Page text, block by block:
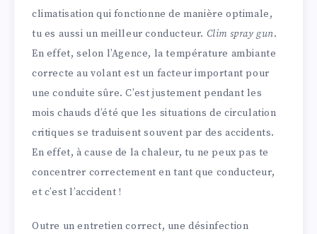
climatisation qui fonctionne de manière optimale,
tu es aussi un meilleur conducteur. Clim spray gun.
En effet, selon l’Agence, la température ambiante
correcte au volant est un facteur important pour
une conduite sûre. C’est justement pendant les
mois chauds d’été que les situations de circulation
critiques se traduisent souvent par des accidents.
En effet, à cause de la chaleur, tu ne peux pas te
concentrer correctement en tant que conducteur,
et c’est l’accident !
Outre un entretien correct, une désinfection